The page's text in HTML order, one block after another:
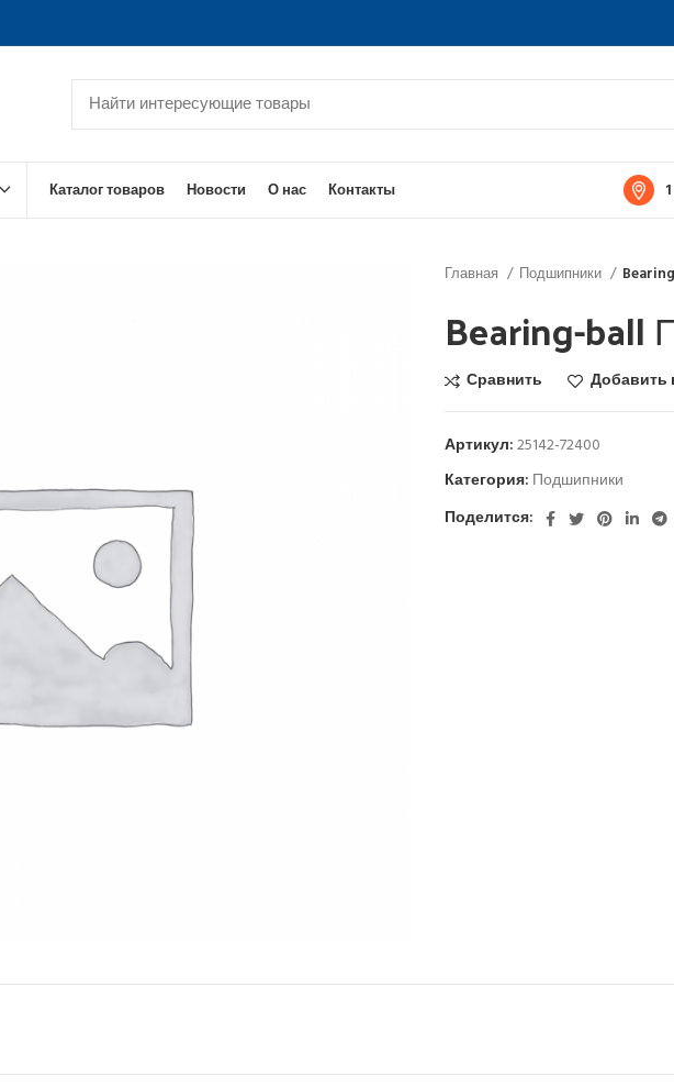
Каталог товаров Новости О нас Контакты
Главная Подшипники
Bearing-ball
Сравнить Добавить
Артикул:25142-72400
Категория: Подшипники
Поделится: